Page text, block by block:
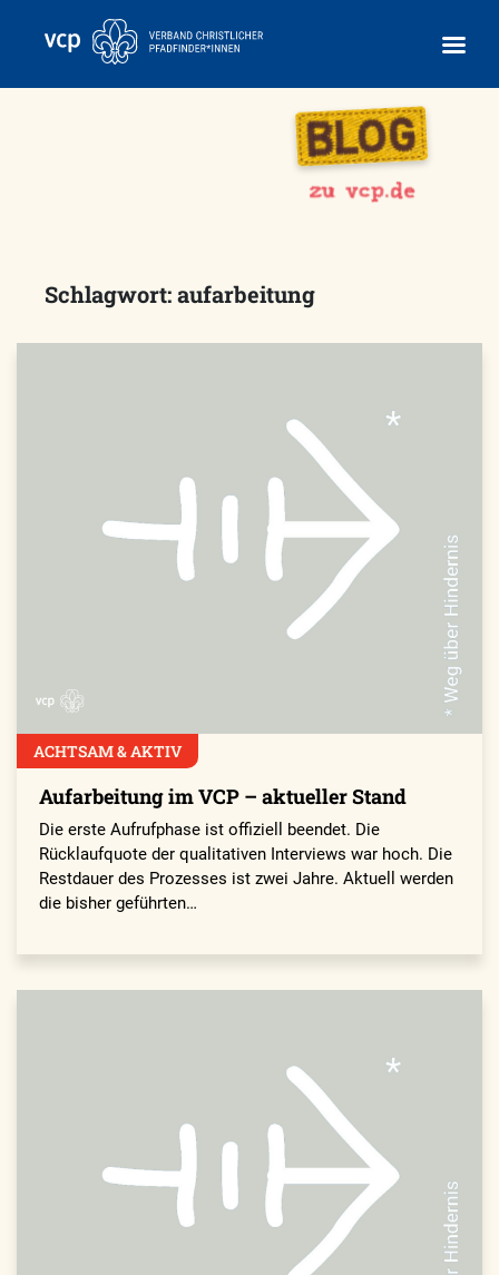
Schlagwort:aufarbeitung
ACHTSAM & AKTIV
Aufarbeitung im VCP – aktueller Stand
Die erste Aufrufphase ist offiziell beendet. Die
Rücklaufquote der qualitativen Interviews war hoch. Die
Restdauer des Prozesses ist zwei Jahre. Aktuell werden
die bisher geführten…